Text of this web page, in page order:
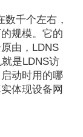
千个左右，
规模。它的
由，LDNS
是LDNS访
动时用的哪
体现设备网